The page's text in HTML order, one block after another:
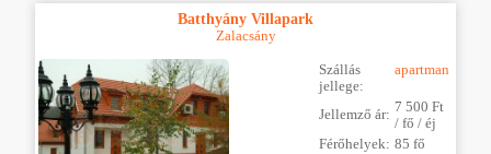
Batthyány Villapark
Zalacsány
Szállás
jellege:
apartman
Jellemző ár: 7 500 Ft
/ fő / éj
Férőhelyek: 85 fő